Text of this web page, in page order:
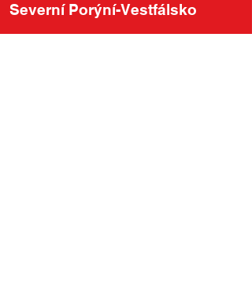
Severní Porýní-Vestfálsko